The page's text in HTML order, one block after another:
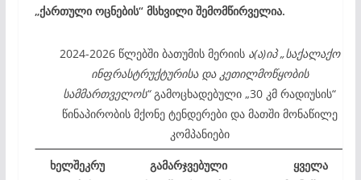
„ქართული ოცნების“ მსხვილი შემომწირველია.
2024-2026 წლებში ბათუმის მერიისა(ა)იპ „საქალაქო
ინფრასტრუქტურისა და კეთილმოწყობის
სამმართველოს“გამოცხადებული „30 კმ რადიუსის“
წინაპირობის მქონე ტენდერები და მათში მონაწილე
კომპანიები
ხელშეკრუ
გამარჯვებული
ყველა